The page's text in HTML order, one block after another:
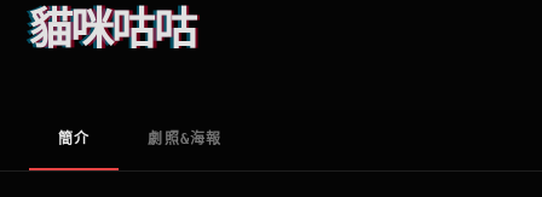
貓咪咕咕
簡介 劇照&海報